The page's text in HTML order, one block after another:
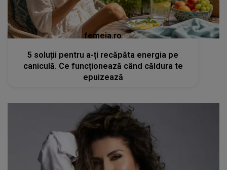
femeia.ro
5 soluții pentru a-ți recăpăta energia pe
caniculă. Ce funcționează când căldura te
epuizează